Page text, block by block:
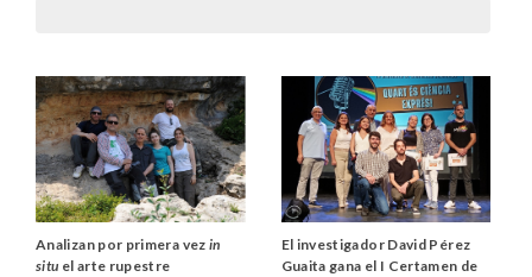
Analizan por primera vez in
situ el arte rupestre
El investigador David Pérez
Guaita gana el I Certamen de